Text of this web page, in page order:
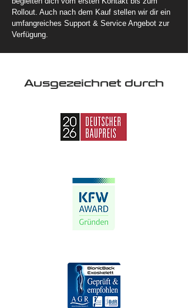
Rollout. Auch nach dem Kauf stellen wir dir ein
umfangreiches Support & Service Angebot zur
Verfügung.
Ausgezeichnet durch